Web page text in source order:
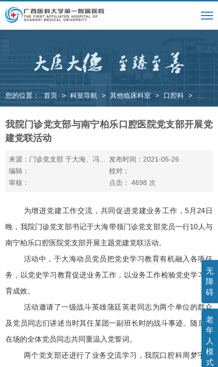
无
障
碍
老
年
人
模
式
您的位置： 首页 > 科室导航 > 其他临床科室 > 口腔科 >
我院门诊党支部与南宁柏乐口腔医院党支部开展党
建党联活动
发布时间：2021-05-26
编辑：
校对：
审核：
点击： 4698 次
为增进党建工作交流，共同促进党建业务工作，5月24日
晚，我院门诊党支部书记于大海带领门诊党支部党员一行10人与
南宁柏乐口腔医院党支部开展主题党建党联活动。
活动中，于大海动员党员把党史学习教育有机融入各项任
务，以党史学习教育促进业务工作，以业务工作检验党史学习教
育成效。
活动邀请了一级战斗英雄蒲廷英老同志为两个单位的群众
及党员同志们讲述当时其任某团一副班长时的战斗事迹。随后，
在场的全体党员同志共同重温入党誓词。
两个党支部还进行了业务交流学习，我院口腔科周梦宇博